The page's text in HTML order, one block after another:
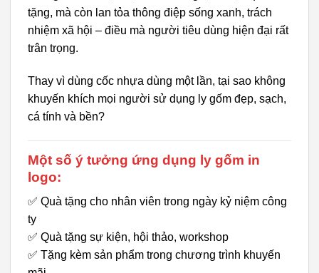
tặng, mà còn lan tỏa thông điệp sống xanh, trách
nhiệm xã hội – điều mà người tiêu dùng hiện đại rất
trân trọng.
Thay vì dùng cốc nhựa dùng một lần, tại sao không
khuyến khích mọi người sử dụng ly gốm đẹp, sạch,
cá tính và bền?
Một số ý tưởng ứng dụng ly gốm in
logo:
✅ Quà tặng cho nhân viên trong ngày kỷ niệm công
ty
✅ Quà tặng sự kiện, hội thảo, workshop
✅ Tặng kèm sản phẩm trong chương trình khuyến